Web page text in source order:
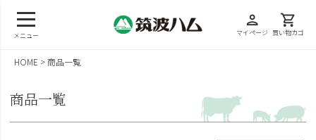
メニュー
person
マイページ
shopping_cart
買い物カゴ
HOME 商品一覧
商品一覧